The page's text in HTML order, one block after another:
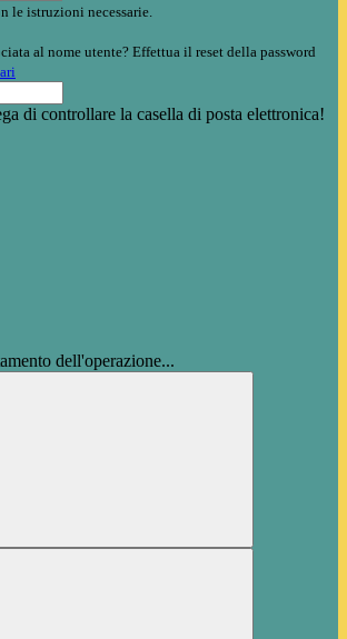
le istruzioni necessarie.
al nome utente? Effettua il reset della password
di controllare la casella di posta elettronica!
dell'operazione...